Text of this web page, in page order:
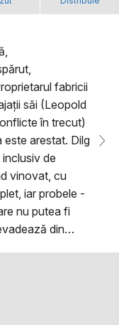
fabricii
săi (Leopold
în trecut)
este arestat. Dilg
de
vinovat, cu
iar probele -
nu putea fi
din…